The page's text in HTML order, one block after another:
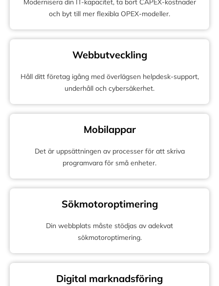
och byt till mer flexibla OPEX-modeller.
Webbutveckling
Håll ditt företag igång med överlägsen helpdesk-support,
underhåll och cybersäkerhet.
Mobilappar
Det är uppsättningen av processer för att skriva
programvara för små enheter.
Sökmotoroptimering
Din webbplats måste stödjas av adekvat
sökmotoroptimering.
Digital marknadsföring